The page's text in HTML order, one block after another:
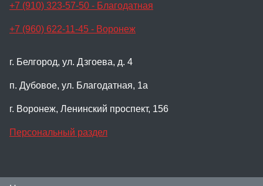
+7 (910) 323-57-50 - Благодатная
+7 (960) 622-11-45 - Воронеж
г. Белгород, ул. Дзгоева, д. 4
п. Дубовое, ул. Благодатная, 1а
г. Воронеж, Ленинский проспект, 156
Персональный раздел